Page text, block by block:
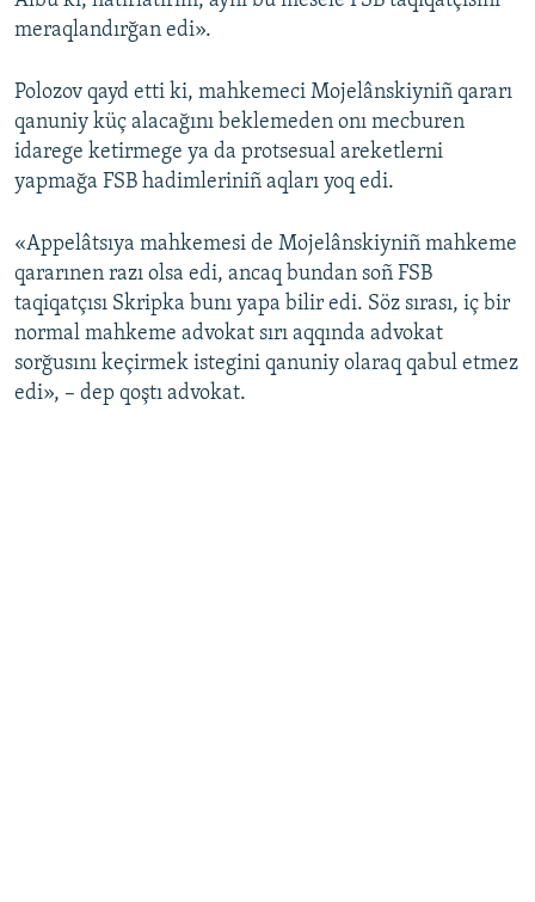
meraqlandırğan edi».
Polozov qayd etti ki, mahkemeci Mojelânskiyniñ qararı
qanuniy küç alacağını beklemeden onı mecburen
idarege ketirmege ya da protsesual areketlerni
yapmağa FSB hadimleriniñ aqları yoq edi.
«Appelâtsıya mahkemesi de Mojelânskiyniñ mahkeme
qararınen razı olsa edi, ancaq bundan soñ FSB
taqiqatçısı Skripka bunı yapa bilir edi. Söz sırası, iç bir
normal mahkeme advokat sırı aqqında advokat
sorğusını keçirmek istegini qanuniy olaraq qabul etmez
edi», – dep qoştı advokat.